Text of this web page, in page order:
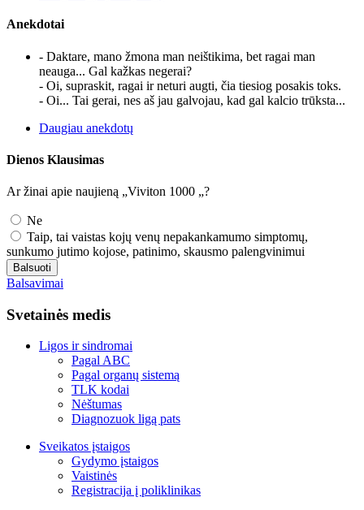
Anekdotai
- Daktare, mano žmona man neištikima, bet ragai man
neauga... Gal kažkas negerai?
- Oi, supraskit, ragai ir neturi augti, čia tiesiog posakis toks.
- Oi... Tai gerai, nes aš jau galvojau, kad gal kalcio trūksta...
Daugiau anekdotų
Dienos Klausimas
Ar žinai apie naujieną „Viviton 1000 „?
Ne
Taip, tai vaistas kojų venų nepakankamumo simptomų,
sunkumo jutimo kojose, patinimo, skausmo palengvinimui
Balsuoti
Balsavimai
Svetainės medis
Ligos ir sindromai
Pagal ABC
Pagal organų sistemą
TLK kodai
Nėštumas
Diagnozuok ligą pats
Sveikatos įstaigos
Gydymo įstaigos
Vaistinės
Registracija į poliklinikas